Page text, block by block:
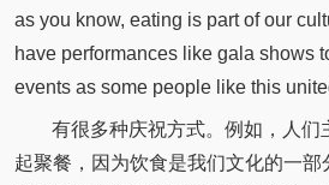
as you know, eating is part of our
have performances like gala shows
events as some people like this
有很多种庆祝方式。例如，人们
起聚餐，因为饮食是我们文化的一